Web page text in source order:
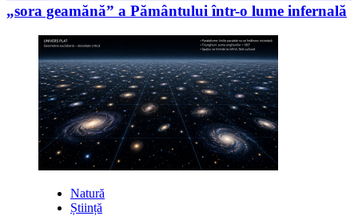
„sora geamănă” a Pământului într-o lume infernală
Natură
Știință